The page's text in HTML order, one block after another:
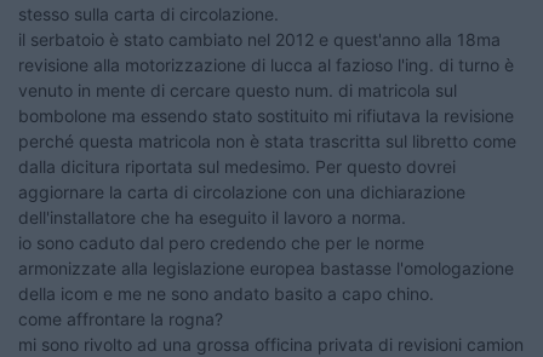
stesso sulla carta di circolazione.
il serbatoio è stato cambiato nel 2012 e quest'anno alla 18ma
revisione alla motorizzazione di lucca al fazioso l'ing. di turno è
venuto in mente di cercare questo num. di matricola sul
bombolone ma essendo stato sostituito mi rifiutava la revisione
perché questa matricola non è stata trascritta sul libretto come
dalla dicitura riportata sul medesimo. Per questo dovrei
aggiornare la carta di circolazione con una dichiarazione
dell'installatore che ha eseguito il lavoro a norma.
io sono caduto dal pero credendo che per le norme
armonizzate alla legislazione europea bastasse l'omologazione
della icom e me ne sono andato basito a capo chino.
come affrontare la rogna?
mi sono rivolto ad una grossa officina privata di revisioni camion